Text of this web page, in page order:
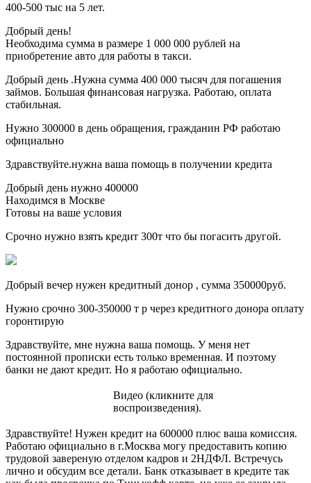
400-500 тыс на 5 лет.
Добрый день!
Необходима сумма в размере 1 000 000 рублей на
приобретение авто для работы в такси.
Добрый день .Нужна сумма 400 000 тысяч для погашения
займов. Большая финансовая нагрузка. Работаю, оплата
стабильная.
Нужно 300000 в день обращения, гражданин РФ работаю
официально
Здравствуйте.нужна ваша помощь в получении кредита
Добрый день нужно 400000
Находимся в Москве
Готовы на ваше условия
Срочно нужно взять кредит 300т что бы погасить другой.
Добрый вечер нужен кредитный донор , сумма 350000руб.
Нужно срочно 300-350000 т р через кредитного донора оплату
горонтирую
Здравствуйте, мне нужна ваша помощь. У меня нет
постоянной прописки есть только временная. И поэтому
банки не дают кредит. Но я работаю официально.
Видео (кликните для
воспроизведения).
Здравствуйте! Нужен кредит на 600000 плюс ваша комиссия.
Работаю официально в г.Москва могу предоставить копию
трудовой завереную отделом кадров и 2НДФЛ. Встречусь
лично и обсудим все детали. Банк отказывает в кредите так